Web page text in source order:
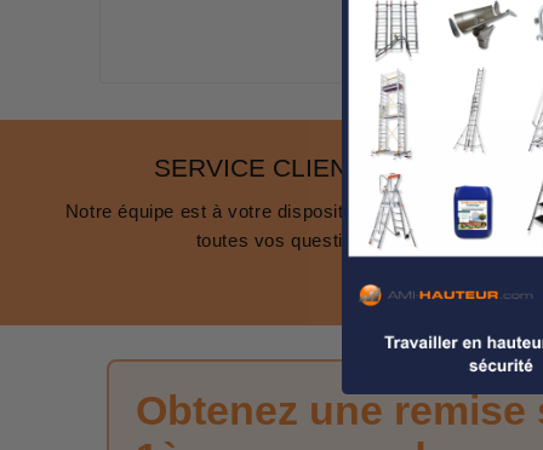
SERVICE CLIENT 24/7
Notre équipe est à votre disposition pour répondre à
toutes vos questions.
Obtenez une remise